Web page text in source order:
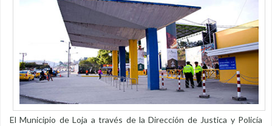
El Municipio de Loja a través de la Dirección de Justica y Policía